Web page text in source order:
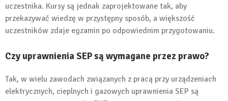
uczestnika. Kursy są jednak zaprojektowane tak, aby
przekazywać wiedzę w przystępny sposób, a większość
uczestników zdaje egzamin po odpowiednim przygotowaniu.
Czy uprawnienia SEP są wymagane przez prawo?
Tak, w wielu zawodach związanych z pracą przy urządzeniach
elektrycznych, cieplnych i gazowych uprawnienia SEP są